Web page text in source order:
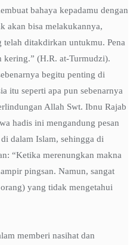
bahaya kepadamu dengan
akan bisa melakukannya,
telah ditakdirkan untukmu. Pena
kering.” (H.R. at-Turmudzi).
begitu penting di
itu seperti apa pun sebenarnya
Allah Swt. Ibnu Rajab
hadis ini mengandung pesan
dalam Islam, sehingga di
“Ketika merenungkan makna
pingsan. Namun, sangat
yang tidak mengetahui
memberi nasihat dan